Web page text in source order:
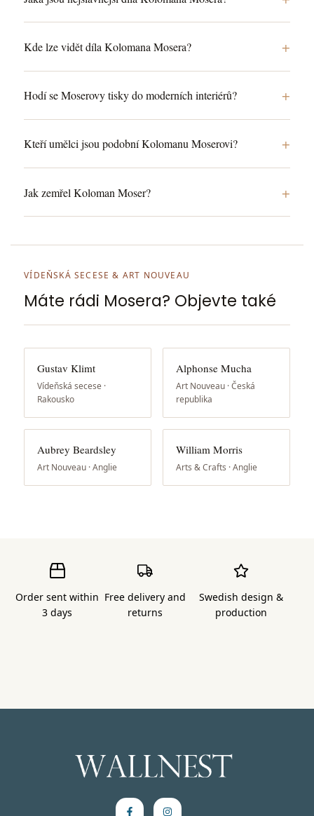
Kde lze vidět díla Kolomana Mosera? +
Hodí se Moserovy tisky do moderních interiérů? +
Kteří umělci jsou podobní Kolomanu Moserovi? +
Jak zemřel Koloman Moser? +
VÍDEŇSKÁ SECESE & ART NOUVEAU
Máte rádi Mosera? Objevte také
Gustav Klimt
Vídeňská secese ·
Rakousko
Alphonse Mucha
Art Nouveau · Česká
republika
Aubrey Beardsley
Art Nouveau · Anglie
William Morris
Arts & Crafts · Anglie
Order sent within
3 days
Free delivery and
returns
Swedish design &
production